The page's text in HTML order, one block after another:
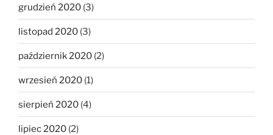
grudzień 2020 (3)
listopad 2020 (3)
październik 2020 (2)
wrzesień 2020 (1)
sierpień 2020 (4)
lipiec 2020 (2)